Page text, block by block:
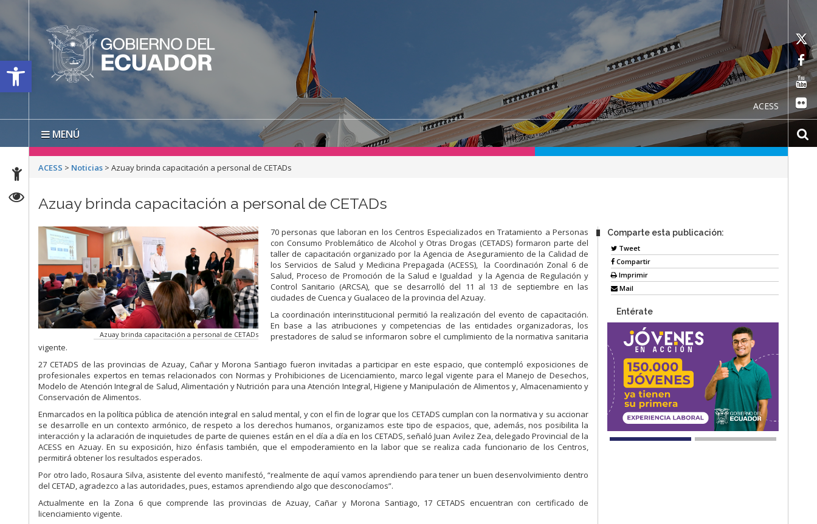
Open toolbar
ACESS
MENÚ
ACESS > Noticias >Azuay brinda capacitación a personal de CETADs
Azuay brinda capacitación a personal de CETADs
Azuay brinda capacitación a personal de CETADs
70 personas que laboran en los Centros Especializados en Tratamiento a Personas
con Consumo Problemático de Alcohol y Otras Drogas (CETADS) formaron parte del
taller de capacitación organizado por la Agencia de Aseguramiento de la Calidad de
los Servicios de Salud y Medicina Prepagada (ACESS), la Coordinación Zonal 6 de
Salud, Proceso de Promoción de la Salud e Igualdad y la Agencia de Regulación y
Control Sanitario (ARCSA), que se desarrolló del 11 al 13 de septiembre en las
ciudades de Cuenca y Gualaceo de la provincia del Azuay.
La coordinación interinstitucional permitió la realización del evento de capacitación.
En base a las atribuciones y competencias de las entidades organizadoras, los
prestadores de salud se informaron sobre el cumplimiento de la normativa sanitaria
vigente.
27 CETADS de las provincias de Azuay, Cañar y Morona Santiago fueron invitadas a participar en este espacio, que contempló exposiciones de
profesionales expertos en temas relacionados con Normas y Prohibiciones de Licenciamiento, marco legal vigente para el Manejo de Desechos,
Modelo de Atención Integral de Salud, Alimentación y Nutrición para una Atención Integral, Higiene y Manipulación de Alimentos y, Almacenamiento y
Conservación de Alimentos.
Enmarcados en la política pública de atención integral en salud mental, y con el fin de lograr que los CETADS cumplan con la normativa y su accionar
se desarrolle en un contexto armónico, de respeto a los derechos humanos, organizamos este tipo de espacios, que, además, nos posibilita la
interacción y la aclaración de inquietudes de parte de quienes están en el día a día en los CETADS, señaló Juan Avilez Zea, delegado Provincial de la
ACESS en Azuay. En su exposición, hizo énfasis también, que el empoderamiento en la labor que se realiza cada funcionario de los Centros,
permitirá obtener los resultados esperados.
Por otro lado, Rosaura Silva, asistente del evento manifestó, “realmente de aquí vamos aprendiendo para tener un buen desenvolvimiento dentro
del CETAD, agradezco a las autoridades, pues, estamos aprendiendo algo que desconocíamos”.
Actualmente en la Zona 6 que comprende las provincias de Azuay, Cañar y Morona Santiago, 17 CETADS encuentran con certificado de
licenciamiento vigente.
Comparte esta publicación:
Tweet
Compartir
Imprimir
Mail
Entérate